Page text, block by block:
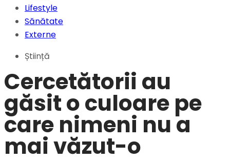
Lifestyle
Sănătate
Externe
Știință
Cercetătorii au
găsit o culoare pe
care nimeni nu a
mai văzut-o